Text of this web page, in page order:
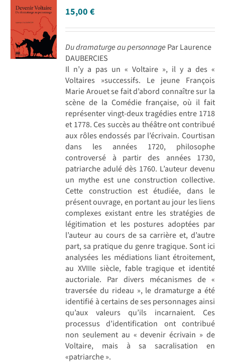
15,00€
Du dramaturge au personnage Par Laurence
DAUBERCIES
Il n’y a pas un « Voltaire », il y a des «
Voltaires »successifs. Le jeune François
Marie Arouet se fait d’abord connaître sur la
scène de la Comédie française, où il fait
représenter vingt-deux tragédies entre 1718
et 1778. Ces succès au théâtre ont contribué
aux rôles endossés par l’écrivain. Courtisan
dans les années 1720, philosophe
controversé à partir des années 1730,
patriarche adulé dès 1760. L’auteur devenu
un mythe est une construction collective.
Cette construction est étudiée, dans le
présent ouvrage, en portant au jour les liens
complexes existant entre les stratégies de
légitimation et les postures adoptées par
l’auteur au cours de sa carrière et, d’autre
part, sa pratique du genre tragique. Sont ici
analysées les médiations liant étroitement,
au XVIIIe siècle, fable tragique et identité
auctoriale. Par divers mécanismes de «
traversée du rideau », le dramaturge a été
identifié à certains de ses personnages ainsi
qu’aux valeurs qu’ils incarnaient. Ces
processus d’identification ont contribué
non seulement au « devenir écrivain » de
Voltaire, mais à sa sacralisation en
«patriarche ».